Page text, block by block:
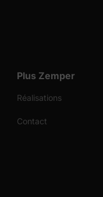
Plus Zemper
Réalisations
Contact